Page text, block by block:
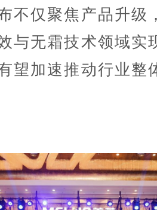
不仅聚焦产品升级
与无霜技术领域实
望加速推动行业整